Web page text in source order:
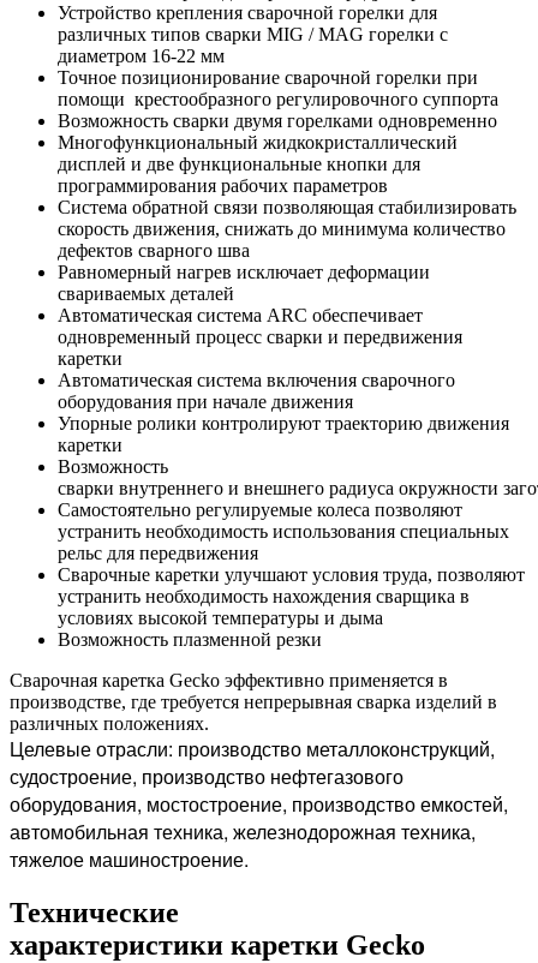
Устройство крепления сварочной горелки для
различных типов сварки MIG / MAG горелки с
диаметром 16-22 мм
Точное позиционирование сварочной горелки при
помощи крестообразного регулировочного суппорта
Возможность сварки двумя горелками одновременно
Многофункциональный жидкокристаллический
дисплей и две функциональные кнопки для
программирования рабочих параметров
Система обратной связи позволяющая стабилизировать
скорость движения, снижать до минимума количество
дефектов сварного шва
Равномерный нагрев исключает деформации
свариваемых деталей
Автоматическая система ARC обеспечивает
одновременный процесс сварки и передвижения
каретки
Автоматическая система включения сварочного
оборудования при начале движения
Упорные ролики контролируют траекторию движения
каретки
Возможность
сварки внутреннего и внешнего радиуса окружности
Самостоятельно регулируемые колеса позволяют
устранить необходимость использования специальных
рельс для передвижения
Сварочные каретки улучшают условия труда, позволяют
устранить необходимость нахождения сварщика в
условиях высокой температуры и дыма
Возможность плазменной резки
Сварочная каретка Gecko эффективно применяется в
производстве, где требуется непрерывная сварка изделий в
различных положениях.
Целевые отрасли: производство металлоконструкций,
судостроение, производство нефтегазового
оборудования, мостостроение, производство емкостей,
автомобильная техника, железнодорожная техника,
тяжелое машиностроение.
Технические
характеристики каретки Gecko